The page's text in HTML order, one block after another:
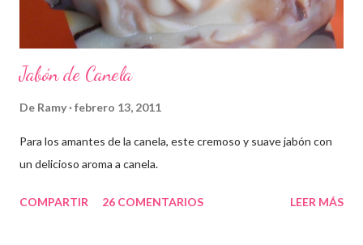
Jabón de Canela
De Ramy febrero 13, 2011
Para los amantes de la canela, este cremoso y suave jabón con
un delicioso aroma a canela.
COMPARTIR 26 COMENTARIOS LEER MÁS